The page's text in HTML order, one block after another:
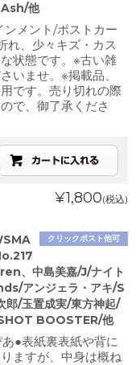
他
メント/ポストカー
れ、少々キズ・カス
状態です。※古い雑
いませ。※掲載品、
です。売り切れの際
で、御了承くださ
¥1,800(税込)
クリックポスト他可
、中島美嘉/J/ナイト
アンジェラ・アキ/S
/玉置成実/東方神起/
BOOSTER/他
●表紙裏表紙や背に
ますが、中身は概ね